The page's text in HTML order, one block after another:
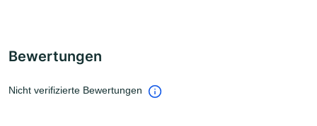
Bewertungen
Nicht verifizierte Bewertungen